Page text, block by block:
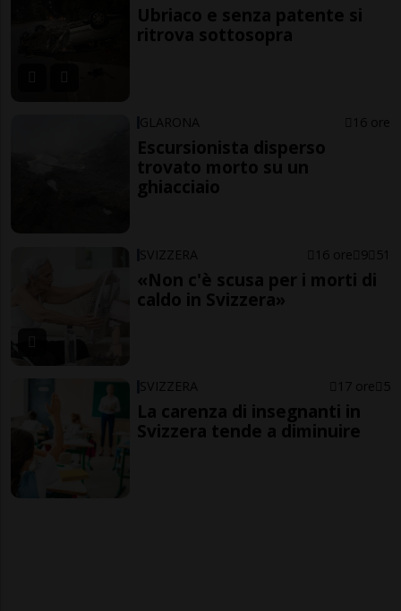
Ubriaco e senza patente si
ritrova sottosopra
GLARONA 16 ore
Escursionista disperso
trovato morto su un
ghiacciaio
SVIZZERA 16 ore 9 51
«Non c'è scusa per i morti di
caldo in Svizzera»
SVIZZERA 17 ore 5
La carenza di insegnanti in
Svizzera tende a diminuire